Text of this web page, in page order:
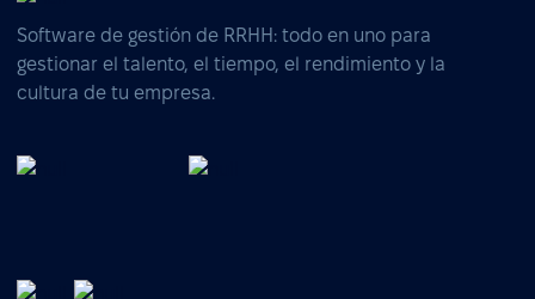
Software de gestión de RRHH: todo en uno para
gestionar el talento, el tiempo, el rendimiento y la
cultura de tu empresa.